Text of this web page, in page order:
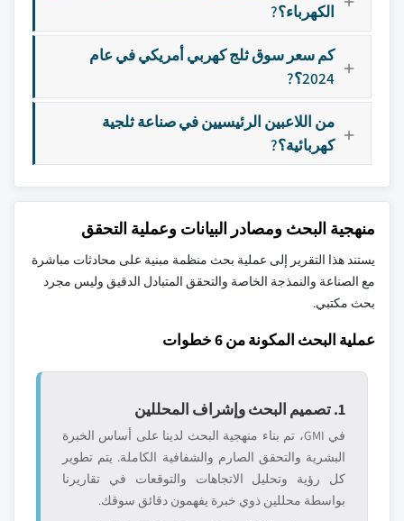
الكهرباء؟?
كم سعر سوق ثلج كهربي أمريكي في عام
2024؟?
من اللاعبين الرئيسيين في صناعة ثلجية
كهربائية؟?
منهجية البحث ومصادر البيانات وعملية التحقق
يستند هذا التقرير إلى عملية بحث منظمة مبنية على محادثات مباشرة
مع الصناعة والنمذجة الخاصة والتحقق المتبادل الدقيق وليس مجرد
بحث مكتبي.
عملية البحث المكونة من 6 خطوات
1. تصميم البحث وإشراف المحللين
في GMI، تم بناء منهجية البحث لدينا على أساس الخبرة
البشرية والتحقق الصارم والشفافية الكاملة. يتم تطوير
كل رؤية وتحليل الاتجاهات والتوقعات في تقاريرنا
بواسطة محللين ذوي خبرة يفهمون دقائق سوقك.